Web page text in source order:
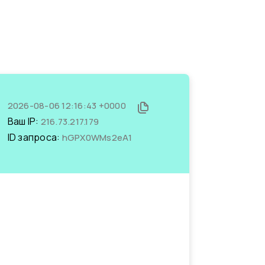
2026-08-06 12:16:43 +0000
Ваш IP: 216.73.217.179
ID запроса: hGPX0WMs2eA1